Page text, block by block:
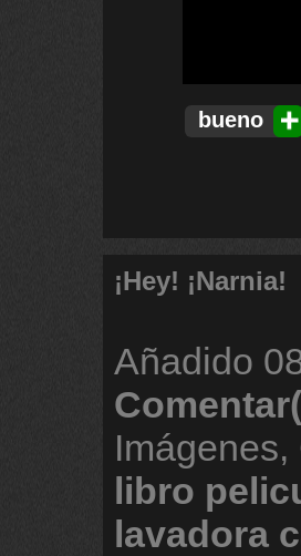
bueno
¡Hey! ¡Narnia!
Añadido
libro
lavadora